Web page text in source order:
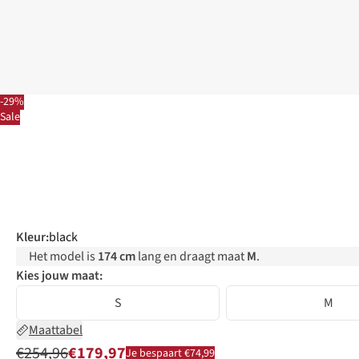
-29%
Sale
Kleur:black
Het model is 174 cmlang en draagt maatM.
Kies jouw maat:
S
M
Maattabel
€254,96€179,97Je bespaart €74,99